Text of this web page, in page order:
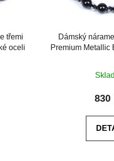
třemi
oceli
Dámský
Premium Metallic
z
830